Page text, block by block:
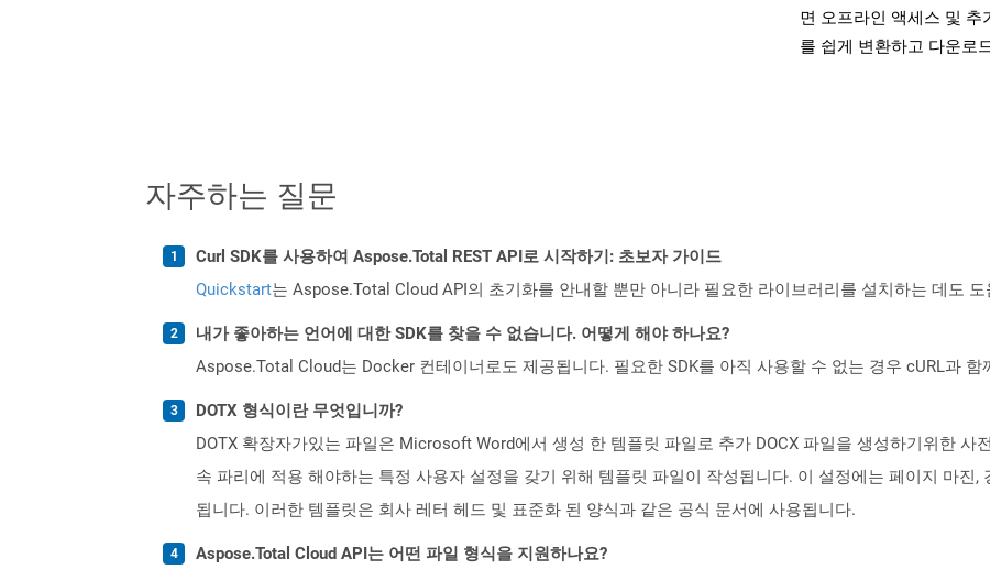
면 오프라인 액세스 및 추
를 쉽게 변환하고 다운로
자주하는 질문
Curl SDK를 사용하여 Aspose.Total REST API로 시작하기: 초보자 가이드
Quickstart는 Aspose.Total Cloud API의 초기화를 안내할 뿐만 아니라 필요한 라이브러리를 설치하는 데도 도
내가 좋아하는 언어에 대한 SDK를 찾을 수 없습니다. 어떻게 해야 하나요?
Aspose.Total Cloud는 Docker 컨테이너로도 제공됩니다. 필요한 SDK를 아직 사용할 수 없는 경우 cURL과 함
DOTX 형식이란 무엇입니까?
DOTX 확장자가있는 파일은 Microsoft Word에서 생성 한 템플릿 파일로 추가 DOCX 파일을 생성하기위한 사
속 파리에 적용 해야하는 특정 사용자 설정을 갖기 위해 템플릿 파일이 작성됩니다. 이 설정에는 페이지 마진,
됩니다. 이러한 템플릿은 회사 레터 헤드 및 표준화 된 양식과 같은 공식 문서에 사용됩니다.
Aspose.Total Cloud API는 어떤 파일 형식을 지원하나요?